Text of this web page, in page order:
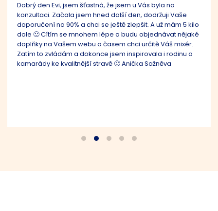
Evu Hájkovou jsem potkala, lépe řečeno vyhledala, na
doporučení jiných v Austrálii. Měla jsem již delší dobu,
několik let, výrazné zažívací potíže, které se právě v
Austrálii zhoršily. Domluvily jsme se tedy na celkové
analýze zdravotního stavu, což je jedna z typu konzultací,
které nabízí. Bylo mi řečeno, že mám zvýšenou
propustnost střev. Eva mi na základě tohoto navrhla